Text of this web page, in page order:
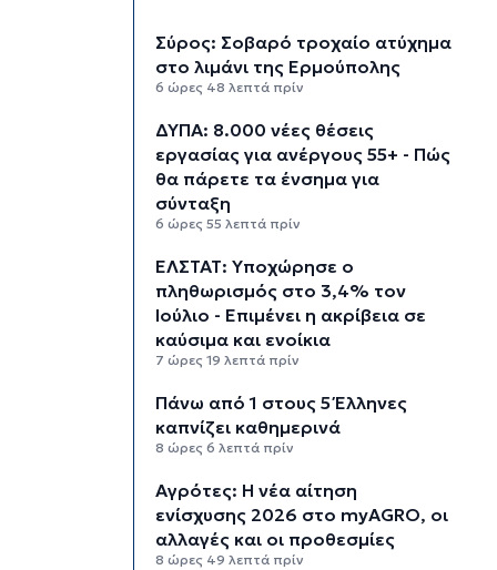
Σύρος: Σοβαρό τροχαίο ατύχημα
στο λιμάνι της Ερμούπολης
6 ώρες 48 λεπτά πρίν
ΔΥΠΑ: 8.000 νέες θέσεις
εργασίας για ανέργους 55+ - Πώς
θα πάρετε τα ένσημα για
σύνταξη
6 ώρες 55 λεπτά πρίν
ΕΛΣΤΑΤ: Υποχώρησε ο
πληθωρισμός στο 3,4% τον
Ιούλιο - Επιμένει η ακρίβεια σε
καύσιμα και ενοίκια
7 ώρες 19 λεπτά πρίν
Πάνω από 1 στους 5 Έλληνες
καπνίζει καθημερινά
8 ώρες 6 λεπτά πρίν
Αγρότες: Η νέα αίτηση
ενίσχυσης 2026 στο myAGRO, οι
αλλαγές και οι προθεσμίες
8 ώρες 49 λεπτά πρίν